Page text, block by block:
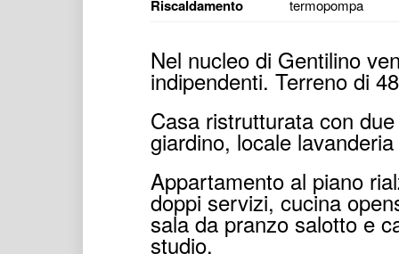
Riscaldamento termopompa
Nel nucleo di Gentilino
indipendenti. Terreno di
Casa ristrutturata con
giardino, locale
Appartamento al piano
doppi servizi, cucina
sala da pranzo salotto e
studio.